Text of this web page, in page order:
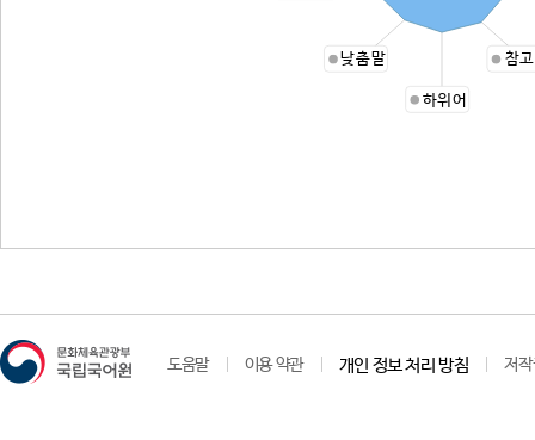
참
하위어
낮춤말
도움말 이용 약관 개인 정보 처리 방침 저